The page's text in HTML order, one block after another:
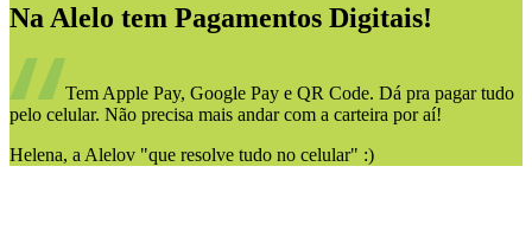
Na Alelo tem Pagamentos Digitais!
Tem Apple Pay, Google Pay e QR Code. Dá pra pagar tudo
pelo celular. Não precisa mais andar com a carteira por aí!
Helena, a Alelov "que resolve tudo no celular" :)